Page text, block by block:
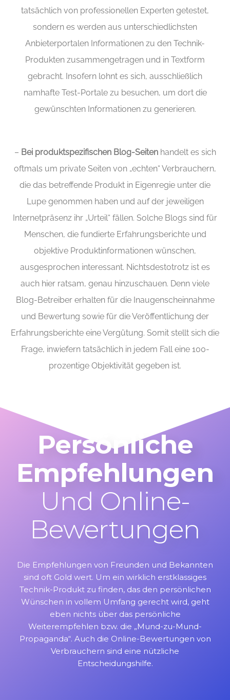
tatsächlich von professionellen Experten getestet,
sondern es werden aus unterschiedlichsten
Anbieterportalen Informationen zu den Technik-
Produkten zusammengetragen und in Textform
gebracht. Insofern lohnt es sich, ausschließlich
namhafte Test-Portale zu besuchen, um dort die
gewünschten Informationen zu generieren.
– Bei produktspezifischen Blog-Seitenhandelt es sich
oftmals um private Seiten von „echten“ Verbrauchern,
die das betreffende Produkt in Eigenregie unter die
Lupe genommen haben und auf der jeweiligen
Internetpräsenz ihr „Urteil“ fällen. Solche Blogs sind für
Menschen, die fundierte Erfahrungsberichte und
objektive Produktinformationen wünschen,
ausgesprochen interessant. Nichtsdestotrotz ist es
auch hier ratsam, genau hinzuschauen. Denn viele
Blog-Betreiber erhalten für die Inaugenscheinnahme
und Bewertung sowie für die Veröffentlichung der
Erfahrungsberichte eine Vergütung. Somit stellt sich die
Frage, inwiefern tatsächlich in jedem Fall eine 100-
prozentige Objektivität gegeben ist.
Persönliche
Empfehlungen
Und Online-
Bewertungen
Die Empfehlungen von Freunden und Bekannten
sind oft Gold wert. Um ein wirklich erstklassiges
Technik-Produkt zu finden, das den persönlichen
Wünschen in vollem Umfang gerecht wird, geht
eben nichts über das persönliche
Weiterempfehlen bzw. die „Mund-zu-Mund-
Propaganda“. Auch die Online-Bewertungen von
Verbrauchern sind eine nützliche
Entscheidungshilfe.